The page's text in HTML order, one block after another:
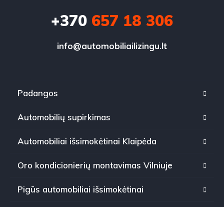
+370 657 18 306
info@automobiliailizingu.lt
Padangos
Automobilių supirkimas
Automobiliai išsimokėtinai Klaipėda
Oro kondicionierių montavimas Vilniuje
Pigūs automobiliai išsimokėtinai